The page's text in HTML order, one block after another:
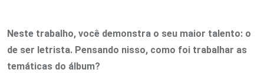
Neste trabalho, você demonstra o seu maior talento: o
de ser letrista. Pensando nisso, como foi trabalhar as
temáticas do álbum?